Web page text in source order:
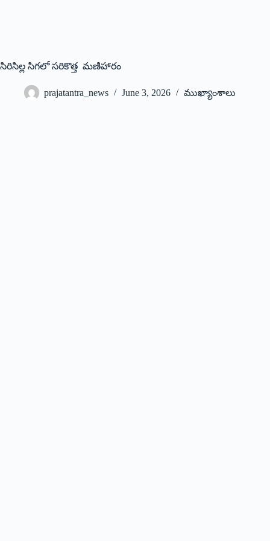
సిరిసిల్ల సిగలో స‌రికొత్త మణిహారం
prajatantra_news June 3, 2026 ముఖ్యాంశాలు